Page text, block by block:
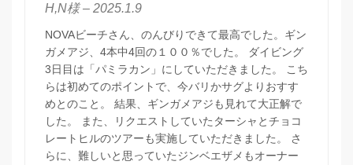
H,N様 – 2025.1.9
NOVAビーチさん、のんびりできて最高でした。ギン
ガメアジ、4本中4回の１００％でした。 ダイビング
3日目は「パミラカン」にしていただきました。 こち
らは初めてのポイントで、今バリかサグよりおすす
めとのこと。 結果、ギンガメアジも見れて大正解で
した。 また、リクエストしていたターシャとチョコ
レートヒルのツアーも実施していただきました。 さ
らに、難しいと思っていたジンベエザメもオーナー